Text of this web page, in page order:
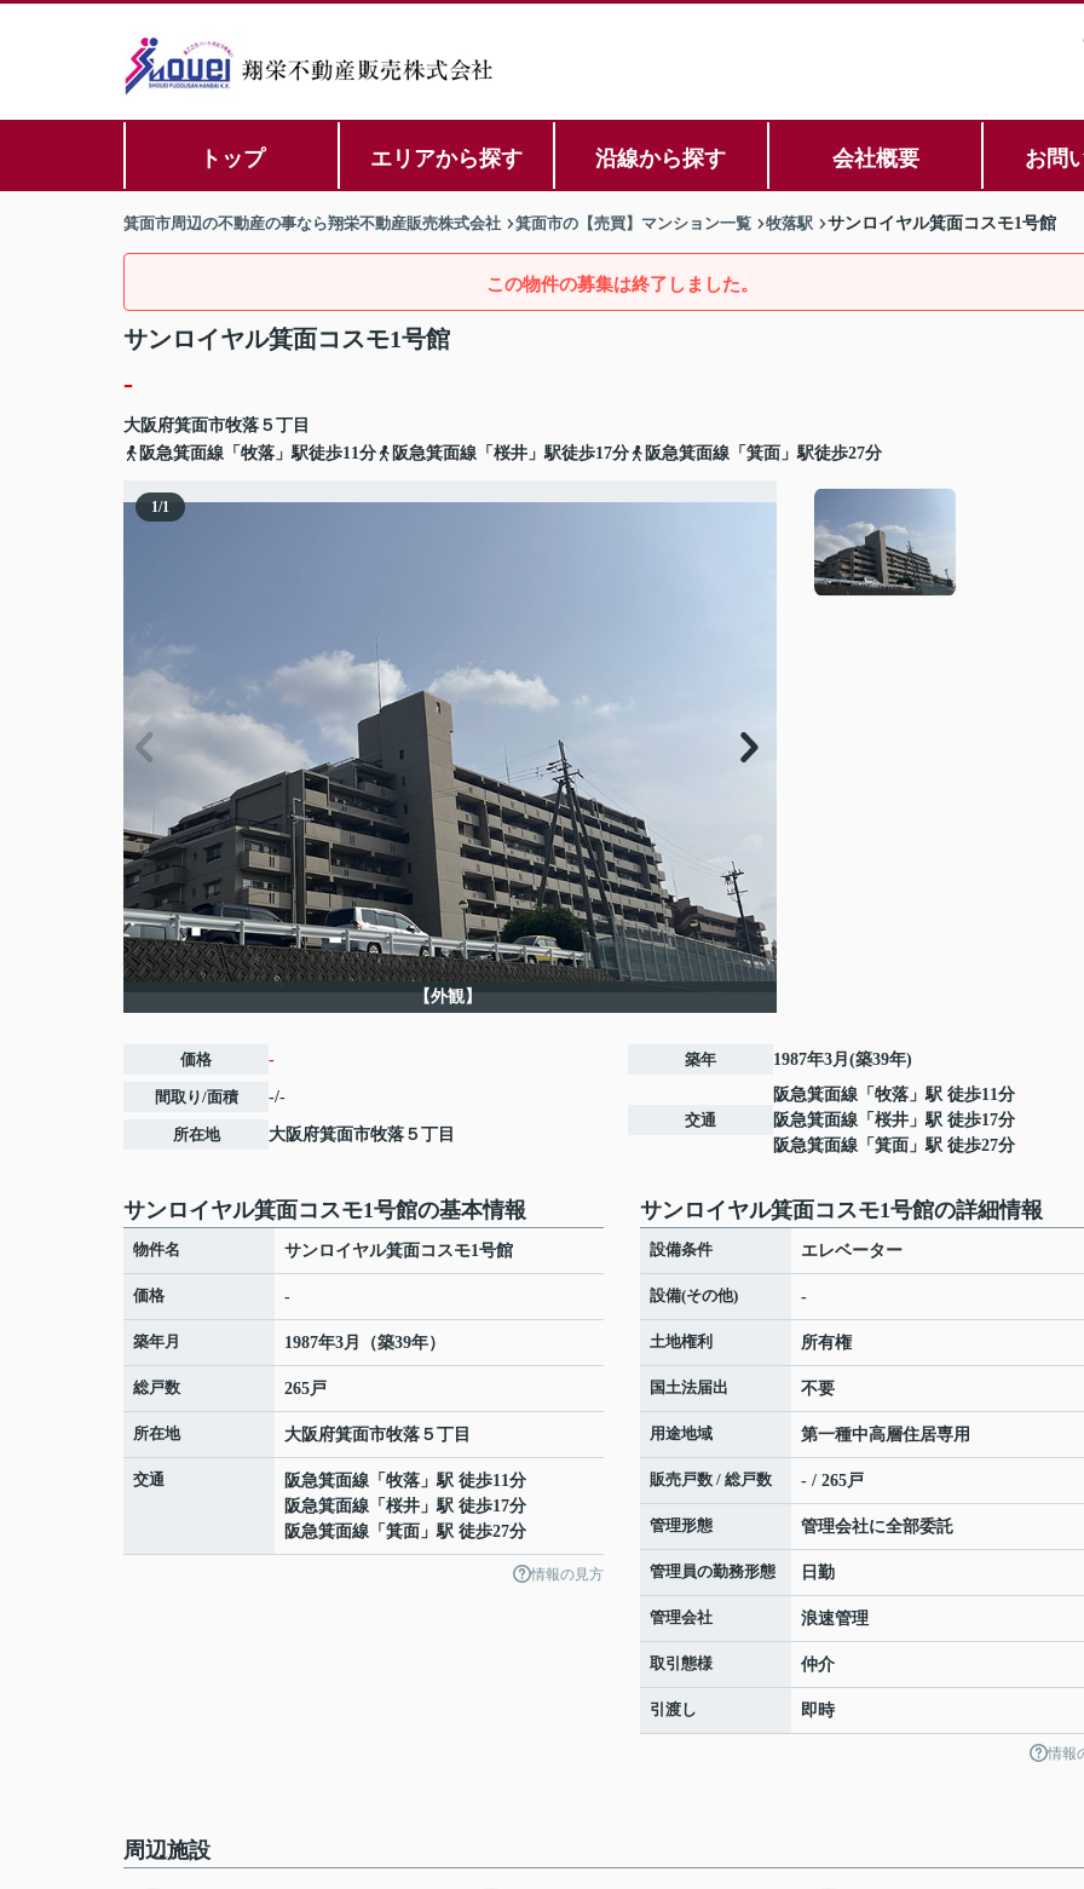
トップ エリアから探す 沿線から探す 会社概要 お問
箕面市周辺の不動産の事なら翔栄不動産販売株式会社 箕面市の【売買】マンション一覧 牧落駅 サンロイヤル箕面コスモ1号館
この物件の募集は終了しました。
サンロイヤル箕面コスモ1号館
-
大阪府箕面市牧落 ５丁目
阪急箕面線「牧落」駅徒歩11分
阪急箕面線「桜井」駅徒歩17分 阪急箕面線「箕面」駅徒歩27分
1/1
【外観】
価格 -
間取り/面積 -/-
所在地 大阪府箕面市牧落 ５丁目
築年 1987年3月(築39年)
交通
阪急箕面線 「 牧落 」駅 徒歩11分
阪急箕面線 「 桜井 」駅 徒歩17分
阪急箕面線 「 箕面 」駅 徒歩27分
サンロイヤル箕面コスモ1号館の基本情報
物件名 サンロイヤル箕面コスモ1号館
価格 -
築年月 1987年3月（築39年）
総戸数 265戸
所在地 大阪府箕面市牧落 ５丁目
交通 阪急箕面線 「 牧落 」駅 徒歩11分
阪急箕面線 「 桜井 」駅 徒歩17分
阪急箕面線 「 箕面 」駅 徒歩27分
情報の見方
サンロイヤル箕面コスモ1号館の詳細情報
設備条件 エレベーター
設備(その他) -
土地権利 所有権
国土法届出 不要
用途地域 第一種中高層住居専用
販売戸数 / 総戸数 - / 265戸
管理形態 管理会社に全部委託
管理員の勤務形態 日勤
管理会社 浪速管理
取引態様 仲介
引渡し 即時
情報
周辺施設